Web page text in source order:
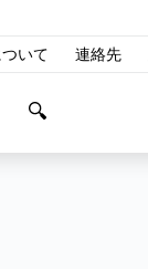
いて 連絡先